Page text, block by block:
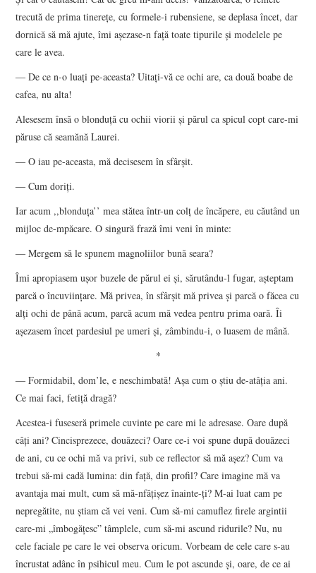
trecută de prima tinerețe, cu formele-i rubensiene, se deplasa încet, dar
dornică să mă ajute, îmi așezase-n față toate tipurile și modelele pe
care le avea.
― De ce n-o luați pe-aceasta? Uitați-vă ce ochi are, ca două boabe de
cafea, nu alta!
Alesesem însă o blonduță cu ochii viorii și părul ca spicul copt care-mi
păruse că seamănă Laurei.
― O iau pe-aceasta, mă decisesem în sfârșit.
― Cum doriți.
Iar acum ,,blonduța’’ mea stătea într-un colț de încăpere, eu căutând un
mijloc de-mpăcare. O singură frază îmi veni în minte:
― Mergem să le spunem magnoliilor bună seara?
Îmi apropiasem ușor buzele de părul ei și, sărutându-l fugar, așteptam
parcă o încuviințare. Mă privea, în sfârșit mă privea și parcă o făcea cu
alți ochi de până acum, parcă acum mă vedea pentru prima oară. Îi
așezasem încet pardesiul pe umeri și, zâmbindu-i, o luasem de mână.
*
― Formidabil, dom’le, e neschimbată! Așa cum o știu de-atâția ani.
Ce mai faci, fetiță dragă?
Acestea-i fuseseră primele cuvinte pe care mi le adresase. Oare după
câți ani? Cincisprezece, douăzeci? Oare ce-i voi spune după douăzeci
de ani, cu ce ochi mă va privi, sub ce reflector să mă așez? Cum va
trebui să-mi cadă lumina: din față, din profil? Care imagine mă va
avantaja mai mult, cum să mă-nfățișez înainte-ți? M-ai luat cam pe
nepregătite, nu știam că vei veni. Cum să-mi camuflez firele argintii
care-mi „îmbogățesc” tâmplele, cum să-mi ascund ridurile? Nu, nu
cele faciale pe care le vei observa oricum. Vorbeam de cele care s-au
încrustat adânc în psihicul meu. Cum le pot ascunde și, oare, de ce ai